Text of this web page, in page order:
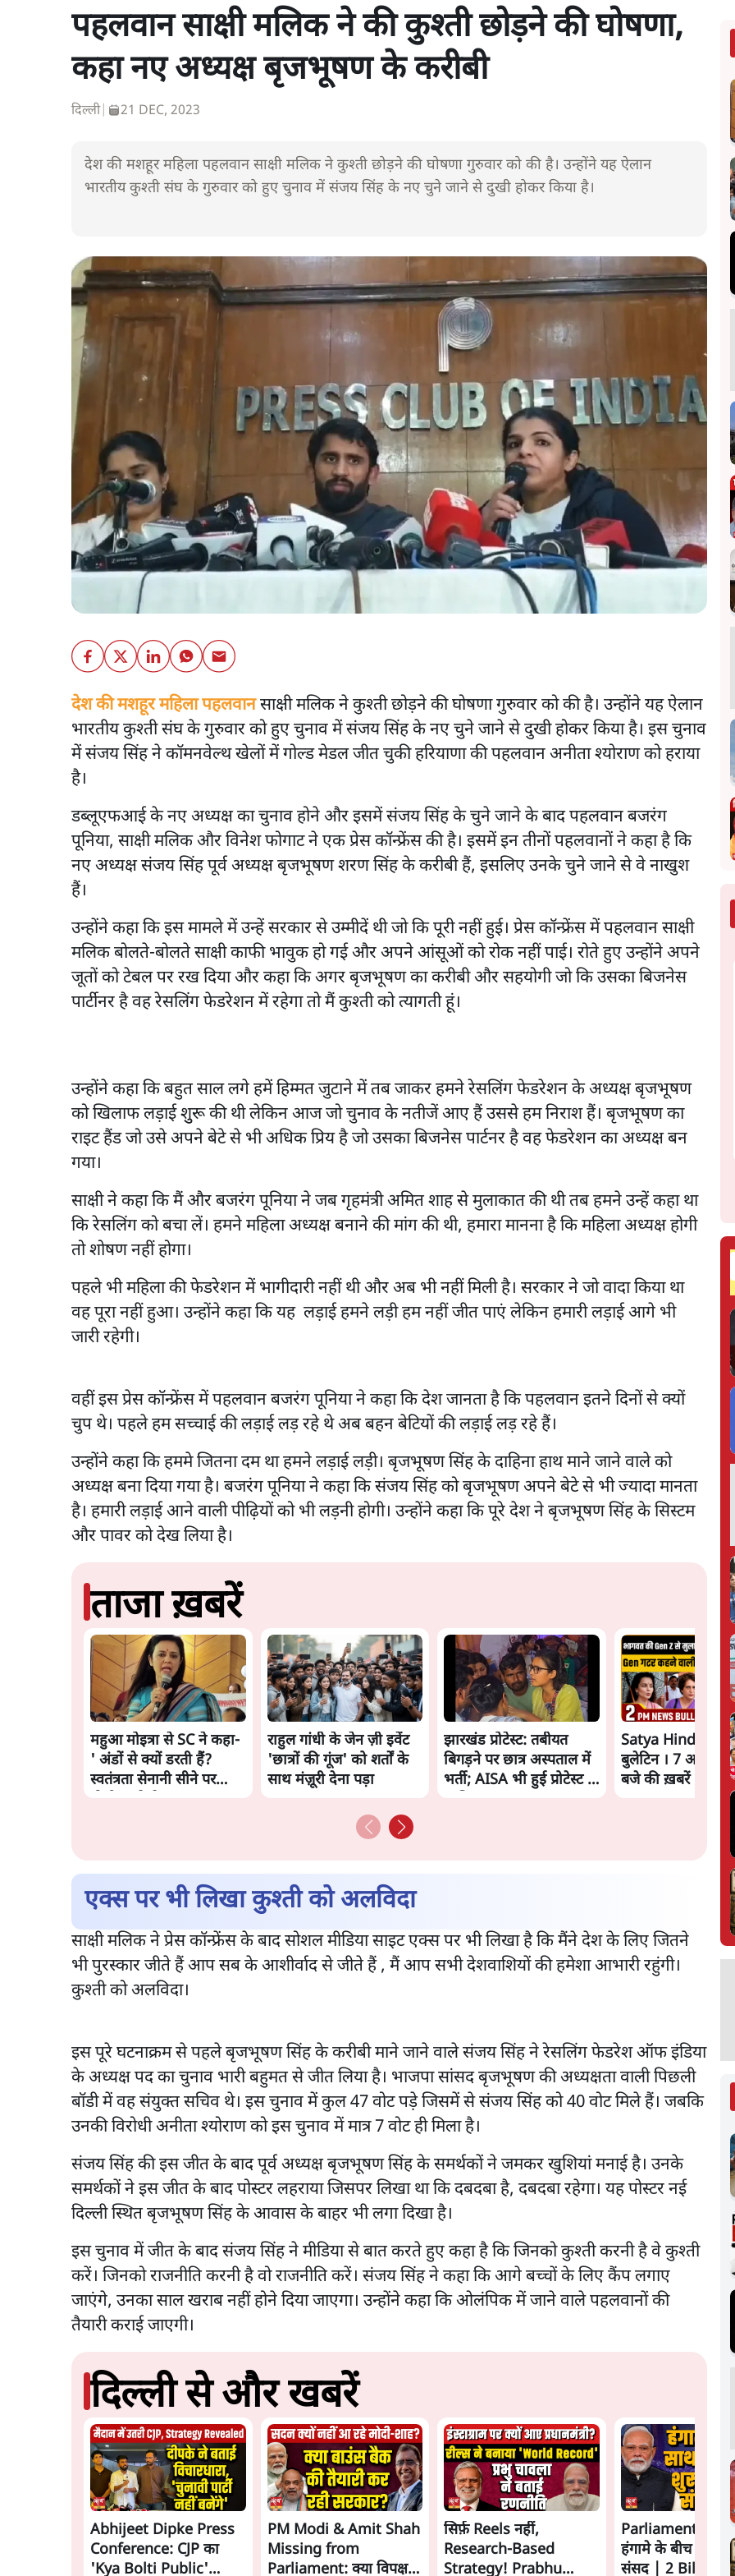
पहलवान साक्षी मलिक ने की कुश्ती छोड़ने की घोषणा,
कहा नए अध्यक्ष बृजभूषण के करीबी
दिल्ली| 21 DEC, 2023
देश की मशहूर महिला पहलवान साक्षी मलिक ने कुश्ती छोड़ने की घोषणा गुरुवार को की है। उन्होंने यह ऐलान
भारतीय कुश्ती संघ के गुरुवार को हुए चुनाव में संजय सिंह के नए चुने जाने से दुखी होकर किया है।
देश की मशहूर महिला पहलवानसाक्षी मलिक ने कुश्ती छोड़ने की घोषणा गुरुवार को की है। उन्होंने यह ऐलान
भारतीय कुश्ती संघ के गुरुवार को हुए चुनाव में संजय सिंह के नए चुने जाने से दुखी होकर किया है। इस चुनाव
में संजय सिंह ने कॉमनवेल्थ खेलों में गोल्ड मेडल जीत चुकी हरियाणा की पहलवान अनीता श्योराण को हराया
है।
डब्लूएफआई के नए अध्यक्ष का चुनाव होने और इसमें संजय सिंह के चुने जाने के बाद पहलवान बजरंग
पूनिया, साक्षी मलिक और विनेश फोगाट ने एक प्रेस कॉन्फ्रेंस की है। इसमें इन तीनों पहलवानों ने कहा है कि
नए अध्यक्ष संजय सिंह पूर्व अध्यक्ष बृजभूषण शरण सिंह के करीबी हैं, इसलिए उनके चुने जाने से वे नाखुश
हैं।
उन्होंने कहा कि इस मामले में उन्हें सरकार से उम्मीदें थी जो कि पूरी नहीं हुई। प्रेस कॉन्फ्रेंस में पहलवान साक्षी
मलिक बोलते-बोलते साक्षी काफी भावुक हो गई और अपने आंसूओं को रोक नहीं पाई। रोते हुए उन्होंने अपने
जूतों को टेबल पर रख दिया और कहा कि अगर बृजभूषण का करीबी और सहयोगी जो कि उसका बिजनेस
पार्टीनर है वह रेसलिंग फेडरेशन में रहेगा तो मैं कुश्ती को त्यागती हूं।
उन्होंने कहा कि बहुत साल लगे हमें हिम्मत जुटाने में तब जाकर हमने रेसलिंग फेडरेशन के अध्यक्ष बृजभूषण
को खिलाफ लड़ाई शुुरू की थी लेकिन आज जो चुनाव के नतीजें आए हैं उससे हम निराश हैं। बृजभूषण का
राइट हैंड जो उसे अपने बेटे से भी अधिक प्रिय है जो उसका बिजनेस पार्टनर है वह फेडरेशन का अध्यक्ष बन
गया।
साक्षी ने कहा कि मैं और बजरंग पूनिया ने जब गृहमंत्री अमित शाह से मुलाकात की थी तब हमने उन्हें कहा था
कि रेसलिंग को बचा लें। हमने महिला अध्यक्ष बनाने की मांग की थी, हमारा मानना है कि महिला अध्यक्ष होगी
तो शोषण नहीं होगा।
पहले भी महिला की फेडरेशन में भागीदारी नहीं थी और अब भी नहीं मिली है। सरकार ने जो वादा किया था
वह पूरा नहीं हुआ। उन्होंने कहा कि यह लड़ाई हमने लड़ी हम नहीं जीत पाएं लेकिन हमारी लड़ाई आगे भी
जारी रहेगी।
वहीं इस प्रेस कॉन्फ्रेंस में पहलवान बजरंग पूनिया ने कहा कि देश जानता है कि पहलवान इतने दिनों से क्यों
चुप थे। पहले हम सच्चाई की लड़ाई लड़ रहे थे अब बहन बेटियों की लड़ाई लड़ रहे हैं।
उन्होंने कहा कि हममे जितना दम था हमने लड़ाई लड़ी। बृजभूषण सिंह के दाहिना हाथ माने जाने वाले को
अध्यक्ष बना दिया गया है। बजरंग पूनिया ने कहा कि संजय सिंह को बृजभूषण अपने बेटे से भी ज्यादा मानता
है। हमारी लड़ाई आने वाली पीढ़ियों को भी लड़नी होगी। उन्होंने कहा कि पूरे देश ने बृजभूषण सिंह के सिस्टम
और पावर को देख लिया है।
ताजा ख़बरें
महुआ मोइत्रा से SC ने कहा-
' अंडों से क्यों डरती हैं?
स्वतंत्रता सेनानी सीने पर
राहुल गांधी के जेन ज़ी इवेंट
'छात्रों की गूंज' को शर्तों के
साथ मंज़ूरी देना पड़ा
झारखंड प्रोटेस्ट: तबीयत
बिगड़ने पर छात्र अस्पताल में
भर्ती; AISA भी हुई प्रोटेस्ट में
Satya Hindi
बुलेटिन । 7 अगस्त,
बजे की ख़बरें
एक्स पर भी लिखा कुश्ती को अलविदा
साक्षी मलिक ने प्रेस कॉन्फ्रेंस के बाद सोशल मीडिया साइट एक्स पर भी लिखा है कि मैंने देश के लिए जितने
भी पुरस्कार जीते हैं आप सब के आशीर्वाद से जीते हैं , मैं आप सभी देशवाशियों की हमेशा आभारी रहुंगी।
कुश्ती को अलविदा।
इस पूरे घटनाक्रम से पहले बृजभूषण सिंह के करीबी माने जाने वाले संजय सिंह ने रेसलिंग फेडरेश ऑफ इंडिया
के अध्यक्ष पद का चुनाव भारी बहुमत से जीत लिया है। भाजपा सांसद बृजभूषण की अध्यक्षता वाली पिछली
बॉडी में वह संयुक्त सचिव थे। इस चुनाव में कुल 47 वोट पड़े जिसमें से संजय सिंह को 40 वोट मिले हैं। जबकि
उनकी विरोधी अनीता श्योराण को इस चुनाव में मात्र 7 वोट ही मिला है।
संजय सिंह की इस जीत के बाद पूर्व अध्यक्ष बृजभूषण सिंह के समर्थकों ने जमकर खुशियां मनाई है। उनके
समर्थकों ने इस जीत के बाद पोस्टर लहराया जिसपर लिखा था कि दबदबा है, दबदबा रहेगा। यह पोस्टर नई
दिल्ली स्थित बृजभूषण सिंह के आवास के बाहर भी लगा दिखा है।
इस चुनाव में जीत के बाद संजय सिंह ने मीडिया से बात करते हुए कहा है कि जिनको कुश्ती करनी है वे कुश्ती
करें। जिनको राजनीति करनी है वो राजनीति करें। संजय सिंह ने कहा कि आगे बच्चों के लिए कैंप लगाए
जाएंगे, उनका साल खराब नहीं होने दिया जाएगा। उन्होंने कहा कि ओलंपिक में जाने वाले पहलवानों की
तैयारी कराई जाएगी।
दिल्ली से और खबरें
Abhijeet Dipke Press
Conference: CJP का
'Kya Bolti Public'
PM Modi & Amit Shah
Missing from
Parliament: क्या विपक्ष से
सिर्फ़ Reels नहीं,
Research-Based
Strategy! Prabhu
Parliament LIVE |
हंगामे के बीच फिर
संसद | 2 Bills